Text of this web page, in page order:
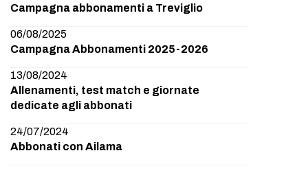
Campagna abbonamenti a Treviglio
06/08/2025
Campagna Abbonamenti 2025-2026
13/08/2024
Allenamenti, test match e giornate
dedicate agli abbonati
24/07/2024
Abbonati con Ailama